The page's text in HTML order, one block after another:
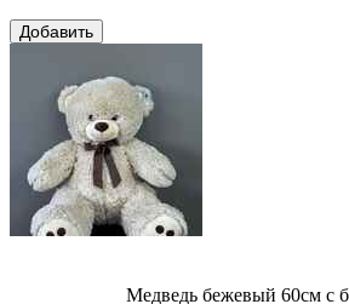
Медведь бежевый 60см с